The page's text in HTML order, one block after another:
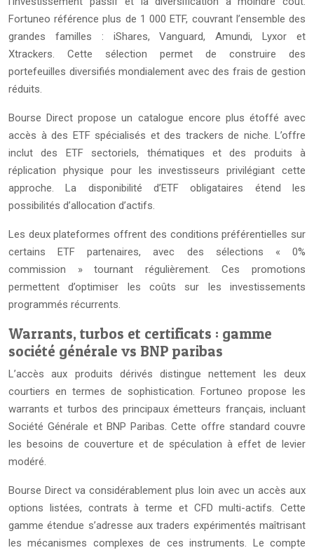
Fortuneo référence plus de 1 000 ETF, couvrant l’ensemble des
grandes familles : iShares, Vanguard, Amundi, Lyxor et
Xtrackers. Cette sélection permet de construire des
portefeuilles diversifiés mondialement avec des frais de gestion
réduits.
Bourse Direct propose un catalogue encore plus étoffé avec
accès à des ETF spécialisés et des trackers de niche. L’offre
inclut des ETF sectoriels, thématiques et des produits à
réplication physique pour les investisseurs privilégiant cette
approche. La disponibilité d’ETF obligataires étend les
possibilités d’allocation d’actifs.
Les deux plateformes offrent des conditions préférentielles sur
certains ETF partenaires, avec des sélections « 0%
commission » tournant régulièrement. Ces promotions
permettent d’optimiser les coûts sur les investissements
programmés récurrents.
Warrants, turbos et certificats : gamme
société générale vs BNP paribas
L’accès aux produits dérivés distingue nettement les deux
courtiers en termes de sophistication. Fortuneo propose les
warrants et turbos des principaux émetteurs français, incluant
Société Générale et BNP Paribas. Cette offre standard couvre
les besoins de couverture et de spéculation à effet de levier
modéré.
Bourse Direct va considérablement plus loin avec un accès aux
options listées, contrats à terme et CFD multi-actifs. Cette
gamme étendue s’adresse aux traders expérimentés maîtrisant
les mécanismes complexes de ces instruments. Le compte